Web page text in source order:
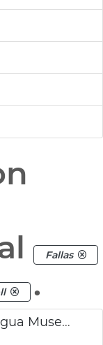
Fallas
.
Espacio único cartelería antigua Museo Fallero València